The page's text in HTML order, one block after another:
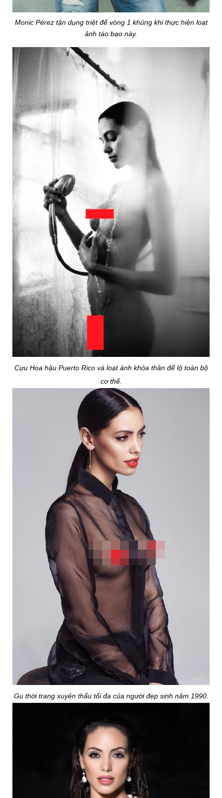
Monic Pérez tận dụng triệt để vòng 1 khủng khi thực hiện loạt
ảnh táo bạo này.
Cựu Hoa hậu Puerto Rico và loạt ảnh khỏa thân để lộ toàn bộ
cơ thể.
Gu thời trang xuyên thấu tối đa của người đẹp sinh năm 1990.